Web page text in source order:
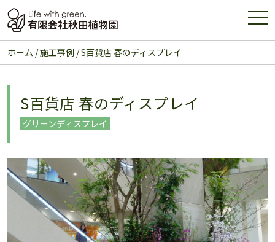
コンテンツへスキップ
メインナビゲーション
t
g
a
t
i
o
n
ホーム /施工事例 /S百貨店 春のディスプレイ
S百貨店 春のディスプレイ
グリーンディスプレイ